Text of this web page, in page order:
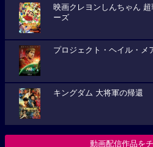
映画クレヨンしんちゃん
ーズ
プロジェクト・ヘイル・メ
キングダム 大将軍の帰還
動画配信作品を